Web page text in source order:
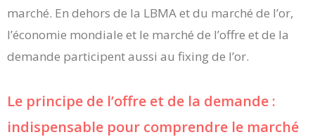
marché. En dehors de la LBMA et du marché de l’or,
l’économie mondiale et le marché de l’offre et de la
demande participent aussi au fixing de l’or.
Le principe de l’offre et de la demande :
indispensable pour comprendre le marché